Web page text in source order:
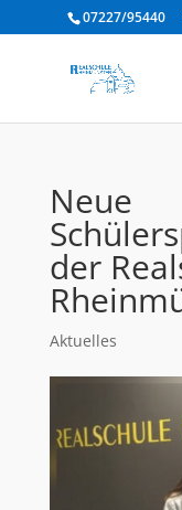
07227/95440
Neue
der
Aktuelles